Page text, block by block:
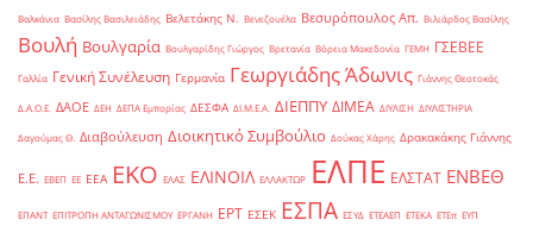
Βαλκάνια Βασίλης Βασιλειάδης Βελετάκης Ν. Βενεζουέλα Βεσυρόπουλος Απ. Βιλιάρδος Βασίλης
Βουλή Βουλγαρία Βουλγαρίδης Γιώργος Βρετανία Βόρεια Μακεδονία ΓΕΜΗ ΓΣΕΒΕΕ
Γαλλία Γενική Συνέλευση Γερμανία Γεωργιάδης Άδωνις Γιάννης Θεοτοκάς
Δ.Α.Ο.Ε. ΔΑΟΕ ΔΕΗ ΔΕΠΑ Εμπορίας ΔΕΣΦΑ ΔΙ.Μ.Ε.Α. ΔΙΕΠΠΥ ΔΙΜΕΑ ΔΙΥΛΙΣΗ ΔΙΥΛΙΣΤΗΡΙΑ
Δαγούμας Θ. Διαβούλευση Διοικητικό Συμβούλιο Δούκας Χάρης Δρακακάκης Γιάννης
Ε.Ε. ΕΒΕΠ ΕΕ ΕΕΑ ΕΚΟ ΕΛΑΣ ΕΛΙΝΟΙΛ ΕΛΛΑΚΤΩΡ ΕΛΠΕ ΕΛΣΤΑΤ ΕΝΒΕΘ
ΕΠΑΝΤ ΕΠΙΤΡΟΠΗ ΑΝΤΑΓΩΝΙΣΜΟΥ ΕΡΓΑΝΗ ΕΡΤ ΕΣΕΚ ΕΣΠΑ ΕΣΥΔ ΕΤΕΑΕΠ ΕΤΕΚΑ ΕΤΕπ ΕΥΠ